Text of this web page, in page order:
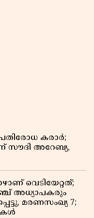
കരാർ;
സൗദി അറേബ്യ,
വെടിയേറ്റത്;
അധ്യാപകരും
മരണസംഖ്യ 7;